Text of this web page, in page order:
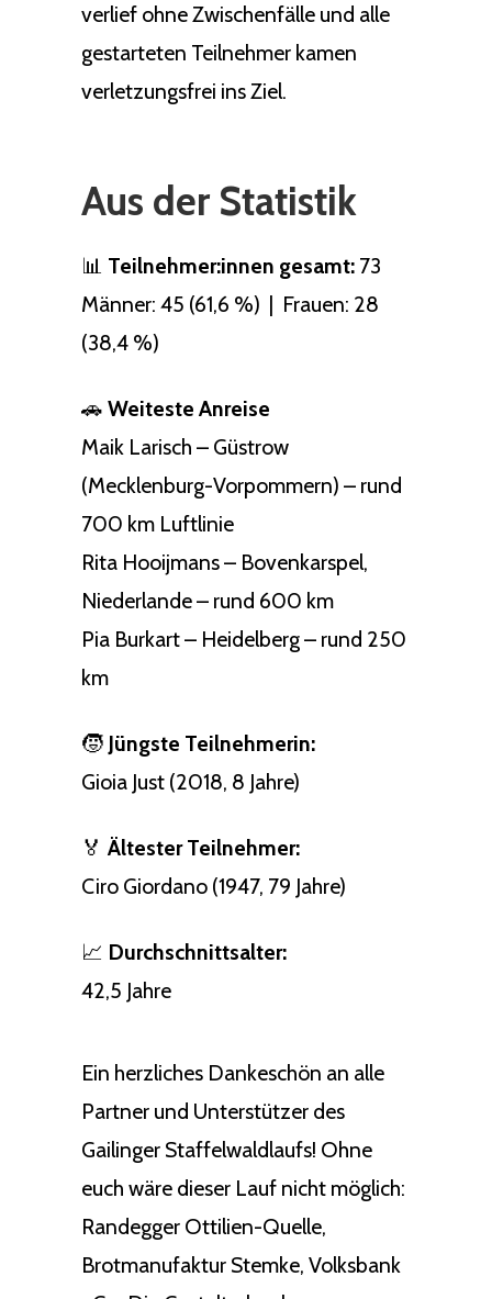
verlief ohne Zwischenfälle und alle
gestarteten Teilnehmer kamen
verletzungsfrei ins Ziel.
Aus der Statistik
📊 Teilnehmer:innen gesamt: 73
Männer: 45 (61,6 %) | Frauen: 28
(38,4 %)
🚗 Weiteste Anreise
Maik Larisch – Güstrow
(Mecklenburg-Vorpommern) – rund
700 km Luftlinie
Rita Hooijmans – Bovenkarspel,
Niederlande – rund 600 km
Pia Burkart – Heidelberg – rund 250
km
🧒 Jüngste Teilnehmerin:
Gioia Just (2018, 8 Jahre)
🏅 Ältester Teilnehmer:
Ciro Giordano (1947, 79 Jahre)
📈 Durchschnittsalter:
42,5 Jahre
Ein herzliches Dankeschön an alle
Partner und Unterstützer des
Gailinger Staffelwaldlaufs! Ohne
euch wäre dieser Lauf nicht möglich:
Randegger Ottilien-Quelle,
Brotmanufaktur Stemke, Volksbank